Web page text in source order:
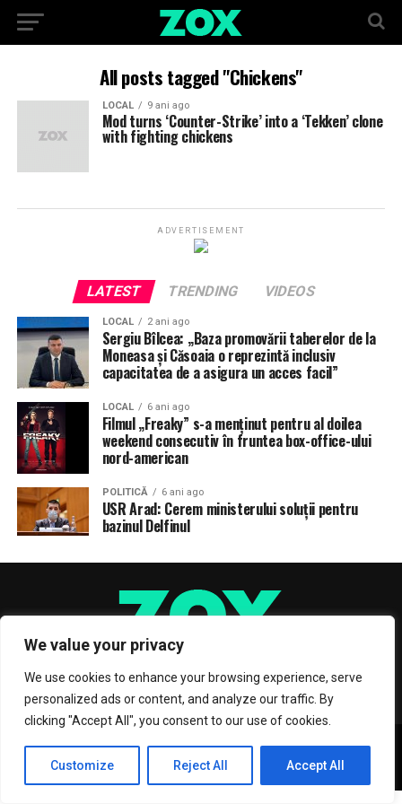
We value your privacy
We use cookies to enhance your browsing experience, serve
personalized ads or content, and analyze our traffic. By
clicking "Accept All", you consent to our use of cookies.
Customize Reject All Accept All
All posts tagged "Chickens"
LOCAL 9 ani ago
Mod turns ‘Counter-Strike’ into a ‘Tekken’ clone
with fighting chickens
ADVERTISEMENT
LATEST TRENDING VIDEOS
LOCAL 2 ani ago
Sergiu Bîlcea: „Baza promovării taberelor de la
Moneasa și Căsoaia o reprezintă inclusiv
capacitatea de a asigura un acces facil”
LOCAL 6 ani ago
Filmul „Freaky” s-a menţinut pentru al doilea
weekend consecutiv în fruntea box-office-ului
nord-american
POLITICĂ 6 ani ago
USR Arad: Cerem ministerului soluții pentru
bazinul Delfinul
Copyright © 2017 Zox News Theme. Theme by MVP Themes, powered
by WordPress.